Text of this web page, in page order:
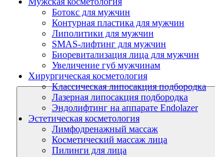
Ботокс для мужчин
Контурная пластика для мужчин
Липолитики для мужчин
SMAS-лифтинг для мужчин
Биоревитализация лица для мужчин
Увеличение губ мужчинам
Хирургическая косметология
Классическая липосакция подбородка
Лазерная липосакция подбородка
Эндолифтинг на аппарате Endolazer
Эстетическая косметология
Лимфодренажный массаж
Косметический массаж лица
Пилинги для лица